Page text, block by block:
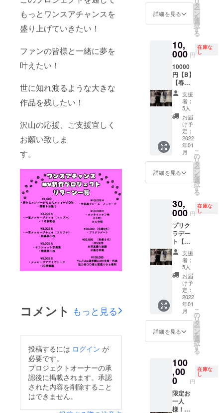
もっとワンスアチャンスを
盛り上げていきたい！
ファンの皆様と一緒に夢を
叶えたい！
世に知れ渡るような大きな
作品を残したい！
沢山の応援、ご支援宜しく
お願い致しま
す。
コメント もっと見る
投稿するには ログイン が
必要です。
プロジェクトオーナーの承
認後に掲載されます。承認
された内容を削除すること
はできません。
承くだ
さい。
※デート
タッフ
が見
守って
います
アカウ
ント名
ユー
ザー
の記入
をお願
いいた
しま
す。記
入がな
い場合
はお送
りする
ことが
できま
せんの
承くだ
さい。
※デート
タッフ
が見
守って
います
制限が
ありま
ること
はでき
のでご
了承下
さい。
※
Twitter
のDMに
て撮影
場所を
お送り
するた
め、備
考欄に
アカウ
ント名
ユー
ザー
ネーム
の記入
をお願
いいた
しま
す。記
入がな
い場合
はお送
りする
ことが
できま
せんの
承くだ
さい。
※デート
タッフ
が見
守って
います
内） ※
写真撮
り放題
集合写
真つき
※出入り
自由
※Twitter
のDMに
て撮影
場所の
詳細を
お送り
するた
め、備
考欄に
アカウ
ント名
と@か
らはじ
ネーム
の記入
いいた
しま
す。記
入がな
い場合
はお送
りする
ことが
できま
せんの
でご了
承くだ
さい。
詳細を見る
タ
ー
ン
を
選
択
す
る
10,
000 円
在庫な
し
10000
円【B】
【春さ
りな】
・オン
ライン
オフ会
※5分間1
対1 ※
Twitter
のDMに
てzoom
のルー
ムIDを
お送り
考欄に
アカウ
ント名
と@か
らはじ
まる
ユー
ザー
ネーム
の記入
をお願
いいた
しま
す。記
入がな
い場合
はお送
せんの
でご了
承くだ
さい。
※1月22
日
15:00-
支援
者：
5人
お届
け予
定：
2022
年01
月
詳細を見る
こ
の
リ
タ
ー
ン
を
選
択
す
る
30,
000 円
在庫な
し
プリク
ラデー
ト【南
いる
か】 ※
プリク
ラ代は
お支払
いお願
いいた
しま
す。 ※
ツー
ショッ
ト、ソ
○プリク
ラ日程○
全メン
バー1月
30日の
11:00〜
16:00の
支援
者：
5人
お届
け予
定：
2022
年01
月
詳細を見る
こ
の
リ
タ
ー
ン
を
選
択
す
る
100
,00
0 円
在庫な
し
限定お
一人
様！！